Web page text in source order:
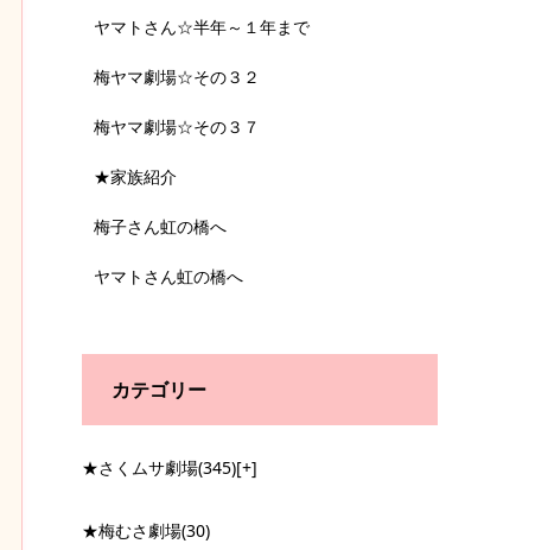
ヤマトさん☆半年～１年まで
梅ヤマ劇場☆その３２
梅ヤマ劇場☆その３７
★家族紹介
梅子さん虹の橋へ
ヤマトさん虹の橋へ
カテゴリー
★さくムサ劇場(345)[+]
★梅むさ劇場(30)